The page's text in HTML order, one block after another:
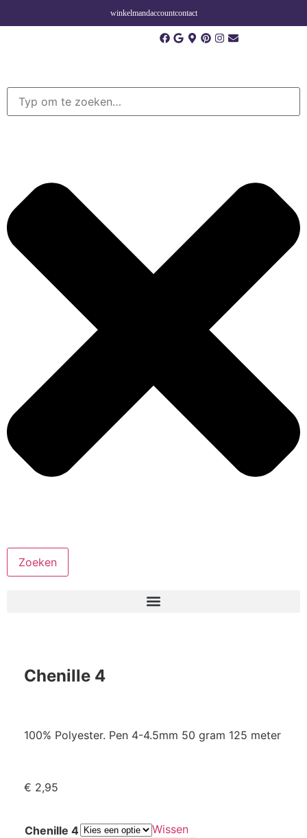
winkelmandaccountcontact
Zoeken
Chenille 4
100% Polyester. Pen 4-4.5mm 50 gram 125 meter
€ 2,95
Chenille 4 Wissen